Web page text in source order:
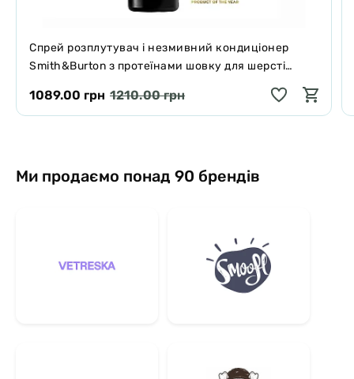
Спрей розплутувач і незмивний кондиціонер
Smith&Burton з протеїнами шовку для шерсті
1089.00 грн 1210.00 грн
Ми продаємо понад 90 брендів